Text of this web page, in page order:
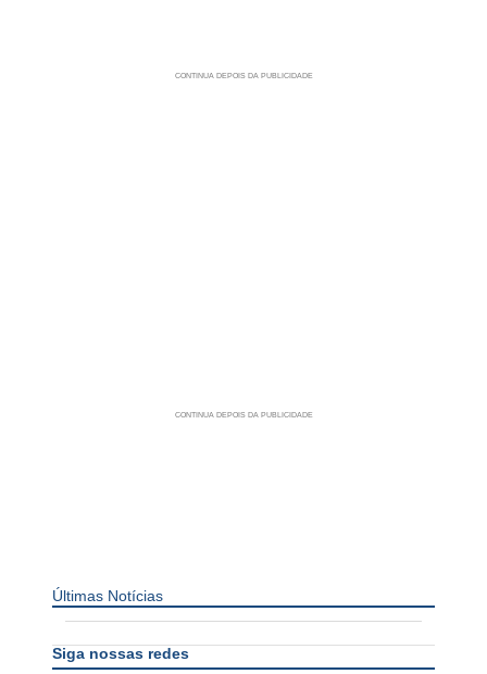
Últimas Notícias
Siga nossas redes